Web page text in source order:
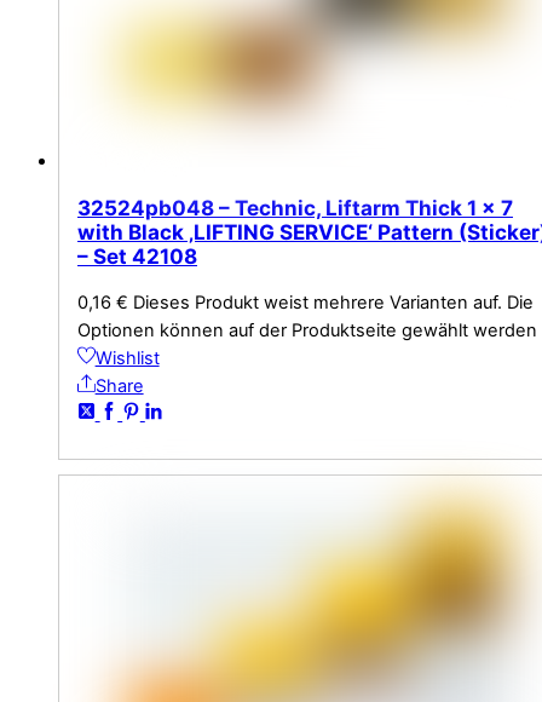
32524pb048 – Technic, Liftarm Thick 1 x 7
with Black ‚LIFTING SERVICE‘ Pattern
– Set 42108
0,16 € Dieses Produkt weist mehrere Varianten auf. Die
Optionen können auf der Produktseite gewählt werden
Wishlist
Share